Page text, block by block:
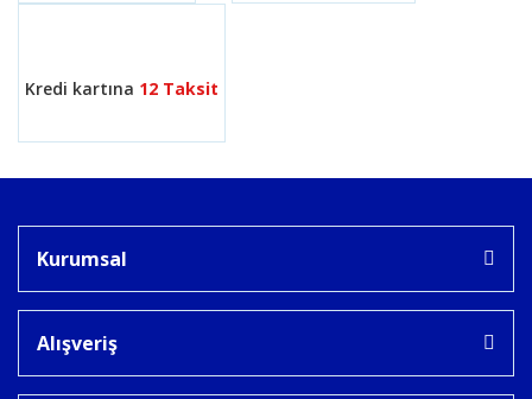
Kredi kartına 12 Taksit
Kurumsal
Alışveriş